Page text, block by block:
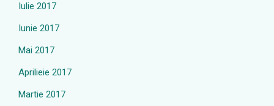
Iulie 2017
Iunie 2017
Mai 2017
Aprilieie 2017
Martie 2017